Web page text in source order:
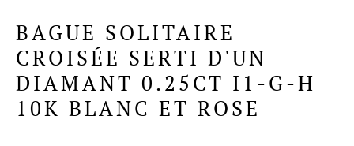
BAGUE SOLITAIRE
CROISÉE SERTI D'UN
DIAMANT 0.25CT I1-G-H
10K BLANC ET ROSE